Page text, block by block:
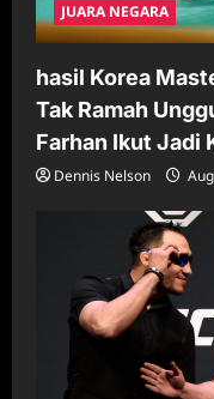
JUARA NEGARA
hasil Korea
Tak Ramah
Farhan Ikut Jadi
Dennis Nelson